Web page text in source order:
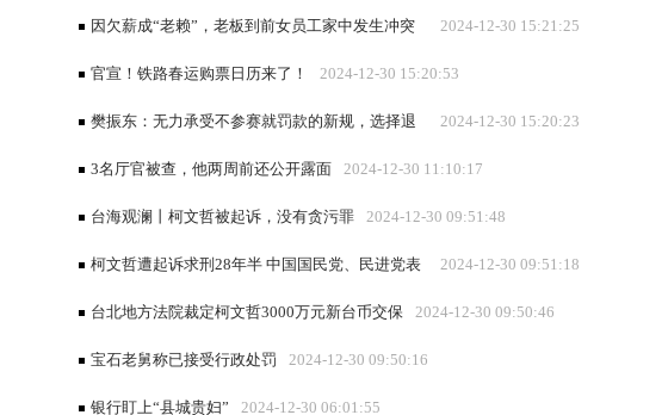
2024-12-30 15:21:25
因欠薪成“老赖”，老板到前女员工家中发生冲突
女子哥哥刺死老板，一审获刑5年 2024-12-30 15:20:53
官宣！铁路春运购票日历来了！
2024-12-30 15:20:23
樊振东：无力承受不参赛就罚款的新规，选择退
出世界排名不会退役 2024-12-30 11:10:17
3名厅官被查，他两周前还公开露面
2024-12-30 09:51:48
台海观澜丨柯文哲被起诉，没有贪污罪
2024-12-30 09:51:18
柯文哲遭起诉求刑28年半 中国国民党、民进党表
态 2024-12-30 09:50:46
台北地方法院裁定柯文哲3000万元新台币交保
2024-12-30 09:50:16
宝石老舅称已接受行政处罚
2024-12-30 06:01:55
银行盯上“县城贵妇”